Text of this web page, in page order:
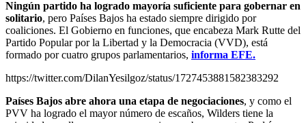
Ningún partido ha logrado mayoría suficiente para gobernar en
solitario, pero Países Bajos ha estado siempre dirigido por
coaliciones. El Gobierno en funciones, que encabeza Mark Rutte del
Partido Popular por la Libertad y la Democracia (VVD), está
formado por cuatro grupos parlamentarios, informa EFE.
https://twitter.com/DilanYesilgoz/status/1727453881582383292
Países Bajos abre ahora una etapa de negociaciones, y como el
PVV ha logrado el mayor número de escaños, Wilders tiene la